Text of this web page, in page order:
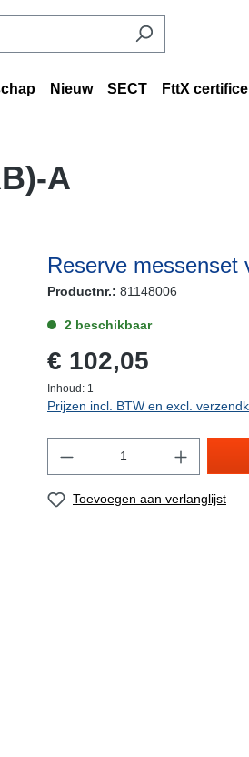
Nieuw SECT FttX
A
Reserve messenset
Productnr.: 81148006
2 beschikbaar
€ 102,05
Inhoud: 1
Prijzen incl. BTW en excl.
Toevoegen aan verlanglijst